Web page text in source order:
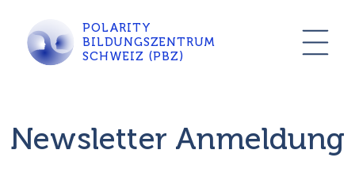
POLARITY
BILDUNGSZENTRUM
SCHWEIZ (PBZ)
Newsletter Anmeldung